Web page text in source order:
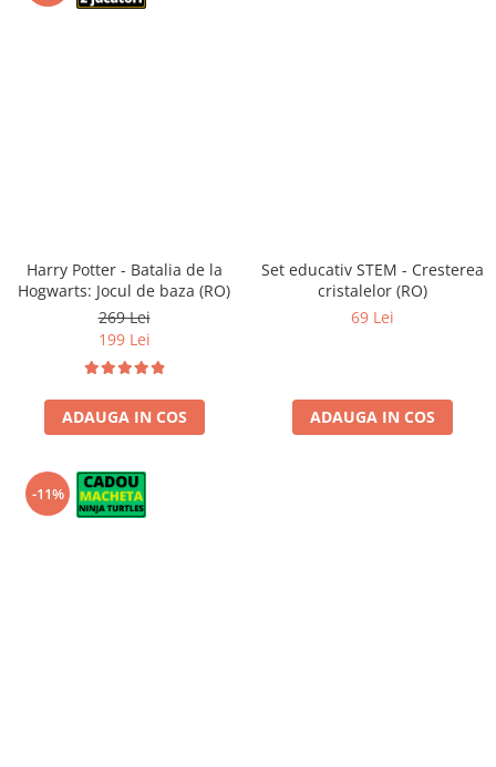
Harry Potter - Batalia de la
Hogwarts: Jocul de baza (RO)
269 Lei
199 Lei
ADAUGA IN COS
Set educativ STEM - Cresterea
cristalelor (RO)
69 Lei
ADAUGA IN COS
-11%